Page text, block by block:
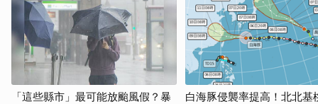
「這些縣市」最可能放颱風假？暴
白海豚侵襲率提高！北北基